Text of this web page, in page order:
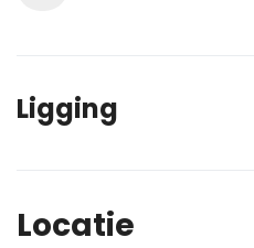
Ligging
Locatie